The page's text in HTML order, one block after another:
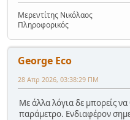
ΠΡΑΓΜΑΤΙΚΕΣ: Α[
ΑΡΧΗ
Σ <-
ΓΙΑ i ΑΠΟ 1
Σ <- Σ + Α[i]
ΤΕΛΟΣ_ΕΠΑΝΑΛΗΨΗΣ
Μερεντίτης Νικόλαος
Πληροφορικός
George Eco
28 Απρ 2026, 03:38:29 ΠΜ
Με άλλα λόγια δε μπορείς
παράμετρο. Ενδιαφέρον